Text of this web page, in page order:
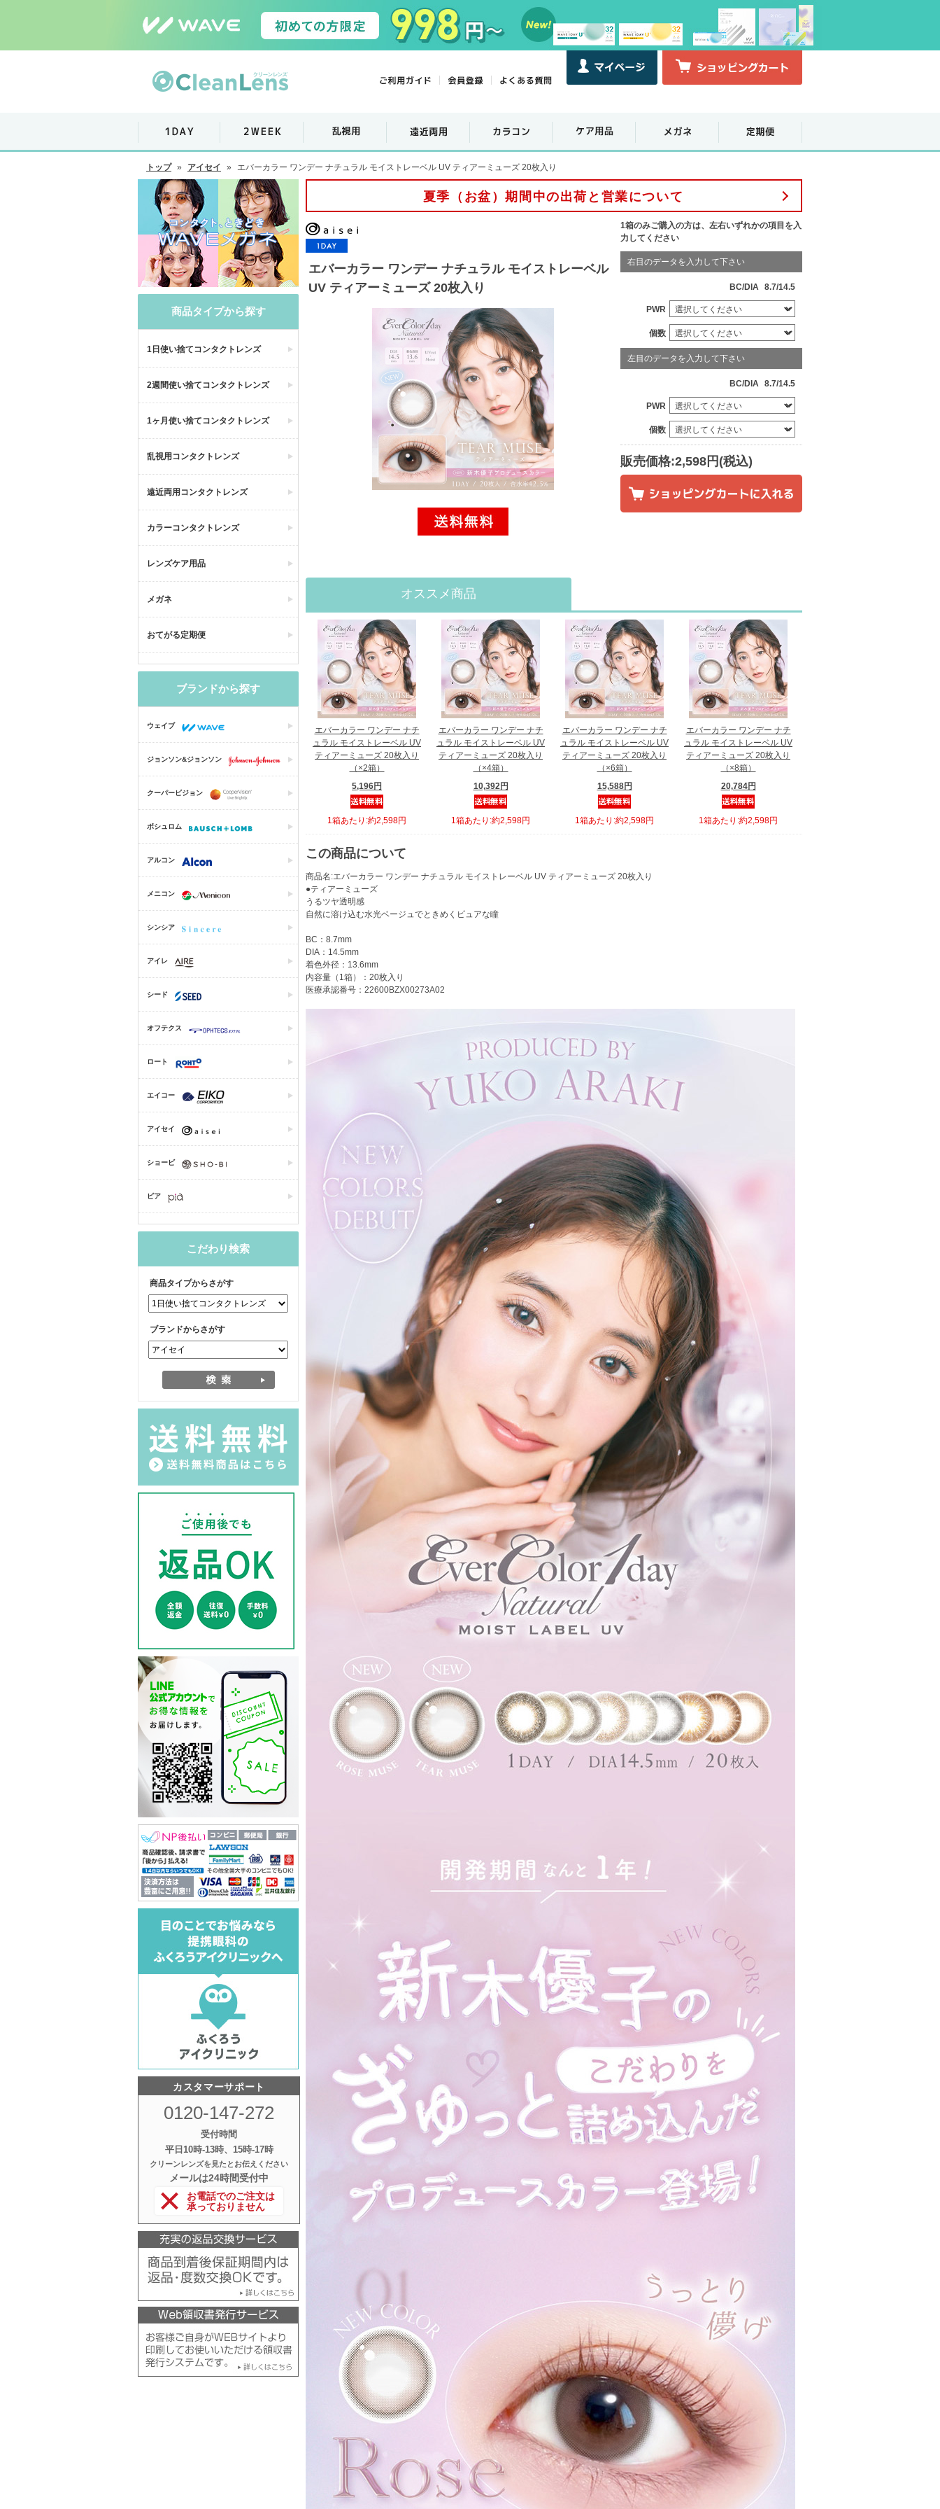
トップ » アイセイ » エバーカラー ワンデー ナチュラル モイストレーベル UV ティアーミューズ 20枚入り
商品タイプから探す
1日使い捨てコンタクトレンズ
2週間使い捨てコンタクトレンズ
1ヶ月使い捨てコンタクトレンズ
乱視用コンタクトレンズ
遠近両用コンタクトレンズ
カラーコンタクトレンズ
レンズケア用品
メガネ
おてがる定期便
ブランドから探す
ウェイブ
ジョンソン&ジョンソン
クーパービジョン
ボシュロム
アルコン
メニコン
シンシア
アイレ
シード
オフテクス
ロート
エイコー
アイセイ
ショービ
ピア
こだわり検索
商品タイプからさがす
ブランドからさがす
カスタマーサポート
0120-147-272
受付時間
平日10時‐13時、15時‐17時
クリーンレンズを見たとお伝えください
メールは24時間受付中
お電話でのご注文は
承っておりません
夏季（お盆）期間中の出荷と営業について
エバーカラー ワンデー ナチュラル モイストレーベル
UV ティアーミューズ 20枚入り
1箱のみご購入の方は、左右いずれかの項目を入
力してください
右目のデータを入力して下さい
BC/DIA 8.7/14.5
PWR
個数
左目のデータを入力して下さい
BC/DIA 8.7/14.5
PWR
個数
販売価格:2,598円(税込)
オススメ商品
エバーカラー ワンデー ナチ
ュラル モイストレーベル UV
ティアーミューズ 20枚入り
（×2箱）
5,196円
1箱あたり:約2,598円
エバーカラー ワンデー ナチ
ュラル モイストレーベル UV
ティアーミューズ 20枚入り
（×4箱）
10,392円
1箱あたり:約2,598円
エバーカラー ワンデー ナチ
ュラル モイストレーベル UV
ティアーミューズ 20枚入り
（×6箱）
15,588円
1箱あたり:約2,598円
エバーカラー ワンデー ナチ
ュラル モイストレーベル UV
ティアーミューズ 20枚入り
（×8箱）
20,784円
1箱あたり:約2,598円
この商品について
商品名:エバーカラー ワンデー ナチュラル モイストレーベル UV ティアーミューズ 20枚入り
●ティアーミューズ
うるツヤ透明感
自然に溶け込む水光ベージュでときめくピュアな瞳
BC：8.7mm
DIA：14.5mm
着色外径：13.6mm
内容量（1箱）：20枚入り
医療承認番号：22600BZX00273A02